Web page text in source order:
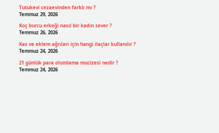
Tutukevi cezaevinden farklı mı ?
Temmuz 29, 2026
Koç burcu erkeği nasıl bir kadın sever ?
Temmuz 26, 2026
Kas ve eklem ağrıları için hangi ilaçlar kullanılır ?
Temmuz 24, 2026
21 günlük para olumlama mucizesi nedir ?
Temmuz 24, 2026